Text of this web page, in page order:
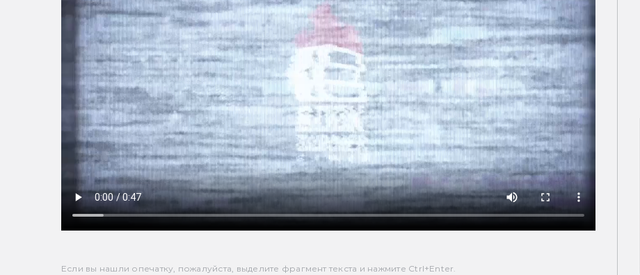
Если вы нашли опечатку, пожалуйста, выделите фрагмент текста и нажмите Ctrl+Enter.